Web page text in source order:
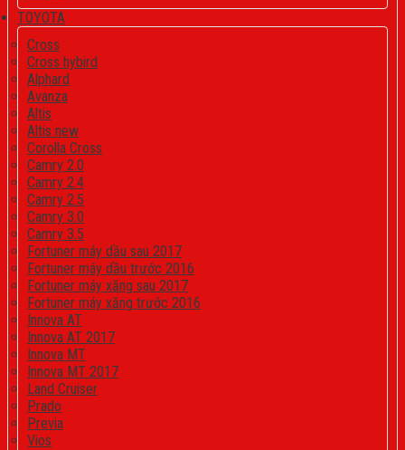
TOYOTA
Cross
Cross hybird
Alphard
Avanza
Altis
Altis new
Corolla Cross
Camry 2.0
Camry 2.4
Camry 2.5
Camry 3.0
Camry 3.5
Fortuner máy dầu sau 2017
Fortuner máy dầu trước 2016
Fortuner máy xăng sau 2017
Fortuner máy xăng trước 2016
Innova AT
Innova AT 2017
Innova MT
Innova MT 2017
Land Cruiser
Prado
Previa
Vios